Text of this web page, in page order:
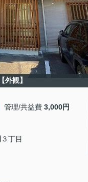
【外観】
管理/共益費 3,000円
３丁目